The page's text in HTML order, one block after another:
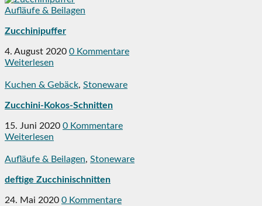
Aufläufe & Beilagen
Zucchinipuffer
4. August 2020 0 Kommentare
Weiterlesen
Kuchen & Gebäck, Stoneware
Zucchini-Kokos-Schnitten
15. Juni 2020 0 Kommentare
Weiterlesen
Aufläufe & Beilagen, Stoneware
deftige Zucchinischnitten
24. Mai 2020 0 Kommentare